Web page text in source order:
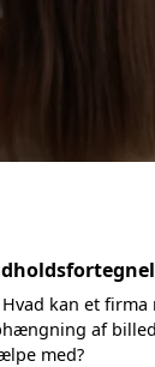
Hvad kan et firma
af
med?